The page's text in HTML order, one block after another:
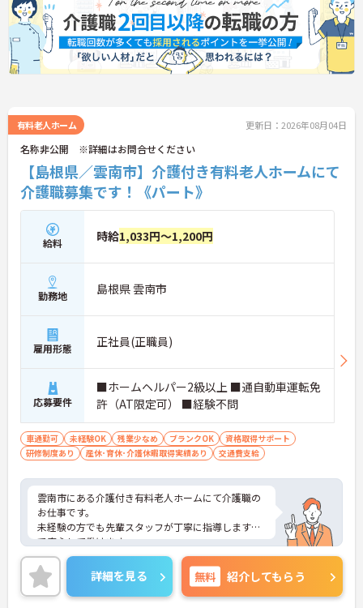
有料老人ホーム 更新日：2026年08月04日
名称非公開 ※詳細はお問合せください
【島根県／雲南市】介護付き有料老人ホームにて
介護職募集です！《パート》
給料 時給1,033円～1,200円
勤務地 島根県 雲南市
雇用形態 正社員(正職員)
応募要件
■ホームヘルパー2級以上 ■通自動車運転免
許（AT限定可） ■経験不問
車通勤可 未経験OK 残業少なめ ブランクOK
資格取得サポート
研修制度あり
産休･育休･介護休暇取得実績あり 交通費支給
雲南市にある介護付き有料老人ホームにて介護職の
お仕事です。
未経験の方でも先輩スタッフが丁寧に指導しますの
で安心して働けます。
アットホームな雰囲気で、利用者さまも働くスタッ
フも笑顔にあふれる施設です
ご興味がある方は是非一度マイナビまでお問い合わ
せください。さらに詳細などお伝えします！
詳細を見る 無料 紹介してもらう